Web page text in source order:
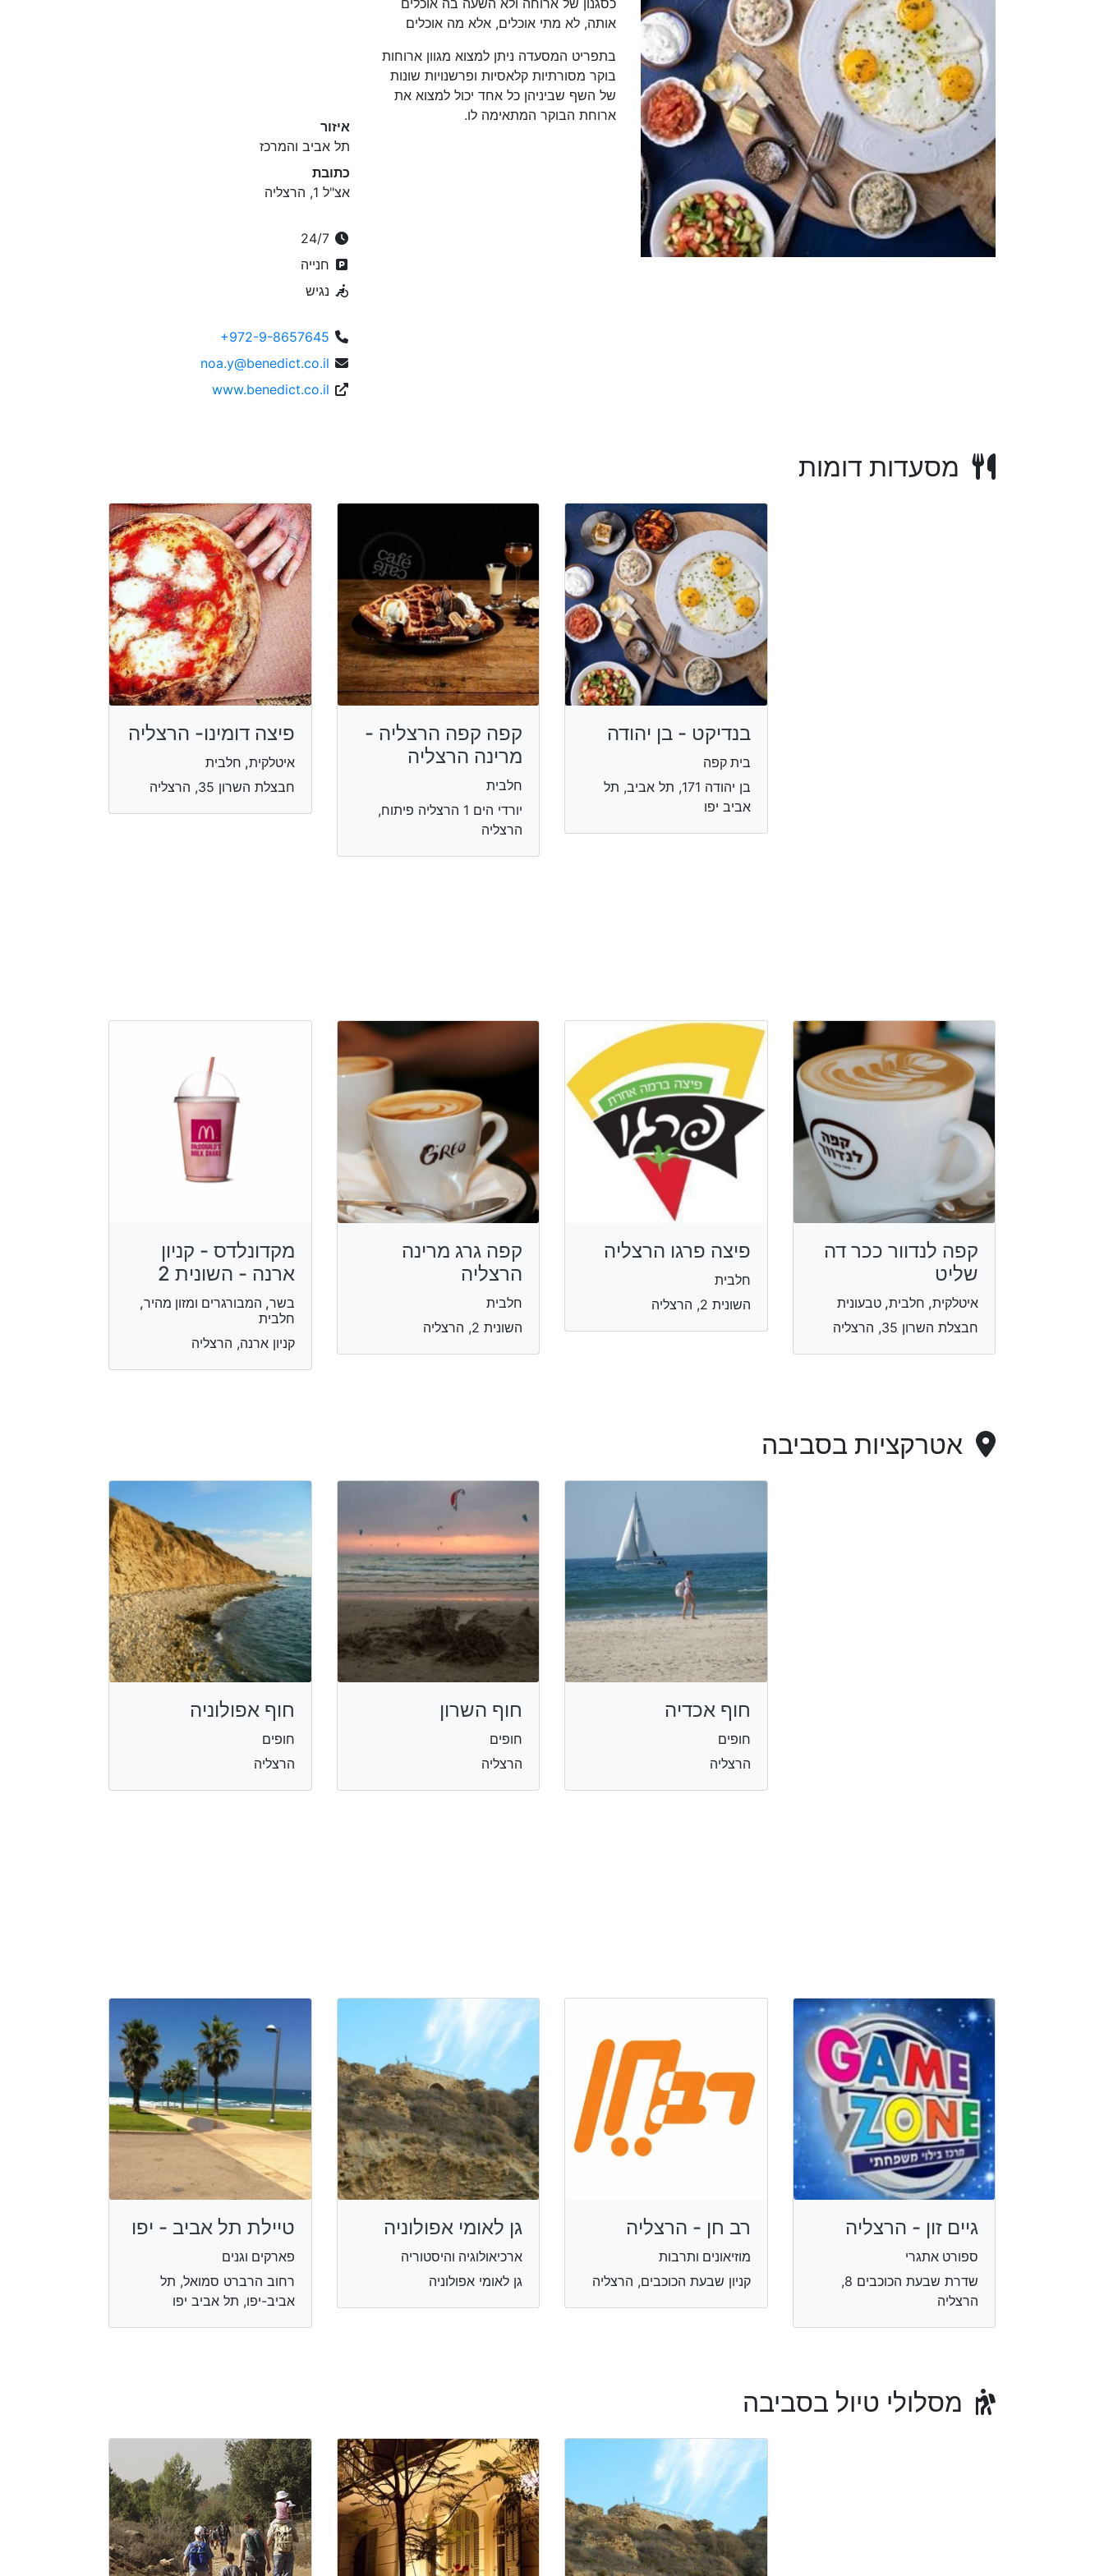
כסגנון של ארוחה ולא השעה בה אוכלים
אותה, לא מתי אוכלים, אלא מה אוכלים
בתפריט המסעדה ניתן למצוא מגוון ארוחות
בוקר מסורתיות קלאסיות ופרשנויות שונות
של השף שביניהן כל אחד יכול למצוא את
ארוחת הבוקר המתאימה לו.
איזור
תל אביב והמרכז
כתובת
אצ"ל 1, הרצליה
24/7
חנייה
נגיש
+972-9-8657645
noa.y@benedict.co.il
www.benedict.co.il
מסעדות דומות
בנדיקט - בן יהודה
בית קפה
בן יהודה 171, תל אביב, תל
אביב יפו
קפה קפה הרצליה -
מרינה הרצליה
חלבית
יורדי הים 1 הרצליה פיתוח,
הרצליה
פיצה דומינו- הרצליה
איטלקית, חלבית
חבצלת השרון 35, הרצליה
קפה לנדוור ככר דה
שליט
איטלקית, חלבית, טבעונית
חבצלת השרון 35, הרצליה
פיצה פרגו הרצליה
חלבית
השונית 2, הרצליה
קפה גרג מרינה
הרצליה
חלבית
השונית 2, הרצליה
מקדונלדס - קניון
ארנה - השונית 2
בשר, המבורגרים ומזון מהיר,
חלבית
קניון ארנה, הרצליה
אטרקציות בסביבה
חוף אכדיה
חופים
הרצליה
חוף השרון
חופים
הרצליה
חוף אפולוניה
חופים
הרצליה
גיים זון - הרצליה
ספורט אתגרי
שדרת שבעת הכוכבים 8,
הרצליה
רב חן - הרצליה
מוזיאונים ותרבות
קניון שבעת הכוכבים, הרצליה
גן לאומי אפולוניה
ארכיאולוגיה והיסטוריה
גן לאומי אפולוניה
טיילת תל אביב - יפו
פארקים וגנים
רחוב הרברט סמואל, תל
אביב-יפו, תל אביב יפו
מסלולי טיול בסביבה